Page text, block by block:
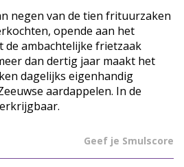
negen van de tien frituurzaken
opende aan het
ambachtelijke frietzaak
dan dertig jaar maakt het
dagelijks eigenhandig
aardappelen. In de
Geef je Smulscore